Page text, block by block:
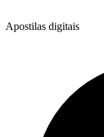
Apostilas digitais